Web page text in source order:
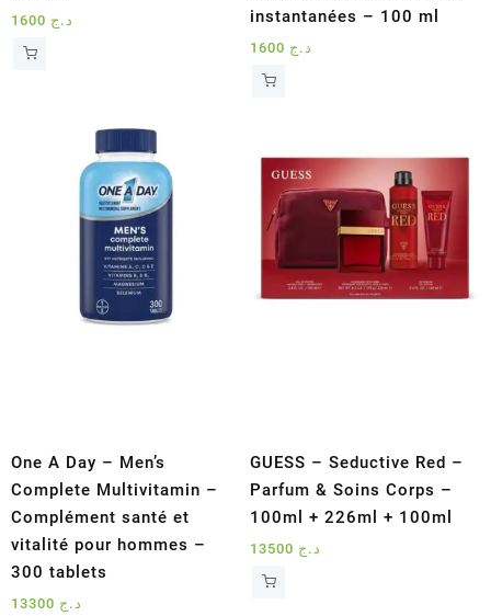
د.ج
instantanées – 100 ml
د.ج
One A Day – Men’s
Complete Multivitamin –
Complément santé et
vitalité pour hommes –
300 tablets
د.ج
GUESS – Seductive Red –
Parfum & Soins Corps –
100ml + 226ml + 100ml
د.ج